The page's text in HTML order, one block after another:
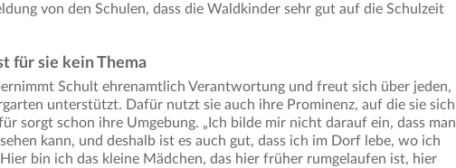
von den Schulen, dass die Waldkinder sehr gut auf die Schulzeit
für sie kein Thema
Schult ehrenamtlich Verantwortung und freut sich über jeden,
unterstützt. Dafür nutzt sie auch ihre Prominenz, auf die sie sich
sorgt schon ihre Umgebung. „Ich bilde mir nicht darauf ein, dass man
kann, und deshalb ist es auch gut, dass ich im Dorf lebe, wo ich
bin ich das kleine Mädchen, das hier früher rumgelaufen ist, hier